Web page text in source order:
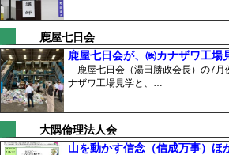
鹿屋七日会
鹿屋七日会が、㈱カナザワ工
鹿屋七日会（湯田勝政会長）の7月
ナザワ工場見学と、…
大隅倫理法人会
山を動かす信念（信成万事）